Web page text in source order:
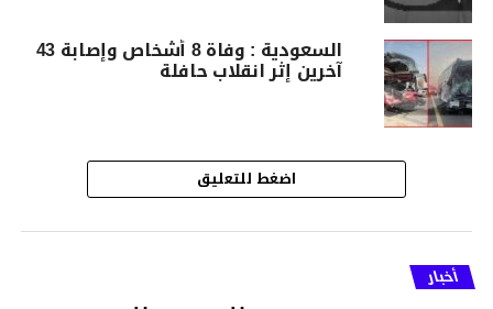
السعودية : وفاة 8 أشخاص وإصابة 43
آخرين إثر انقلاب حافلة
اضغط للتعليق
أخبار